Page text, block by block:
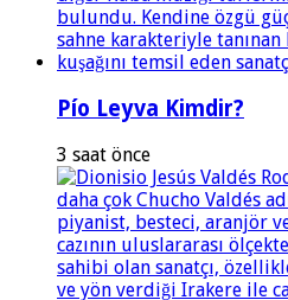
Pío Leyva Kimdir?
3 saat önce